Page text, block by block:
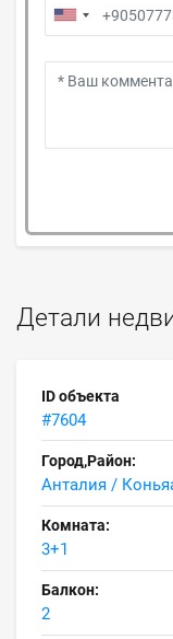
Детали
ID объекта
#7604
Город,Район:
Анталия /
Комната:
3+1
Балкон:
2